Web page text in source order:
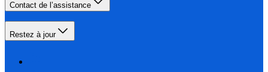
Contact de l’assistance
Restez à jour